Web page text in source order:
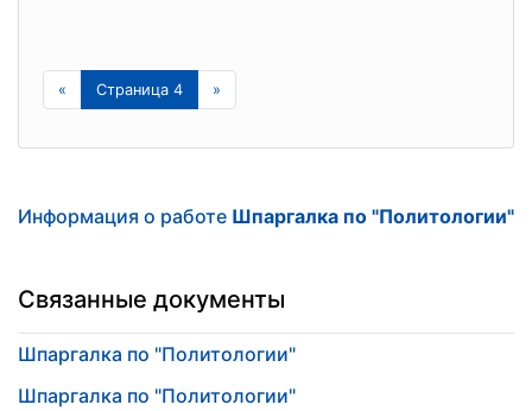
« Страница 4 »
Информация о работе Шпаргалка по "Политологии"
Связанные документы
Шпаргалка по "Политологии"
Шпаргалка по "Политологии"